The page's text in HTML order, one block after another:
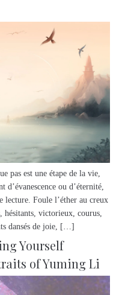
pas est une étape de la vie,
ou d’éternité,
lecture. Foule l’éther au creux
hésitants, victorieux, courus,
dansés de joie, […]
Yourself
of Yuming Li